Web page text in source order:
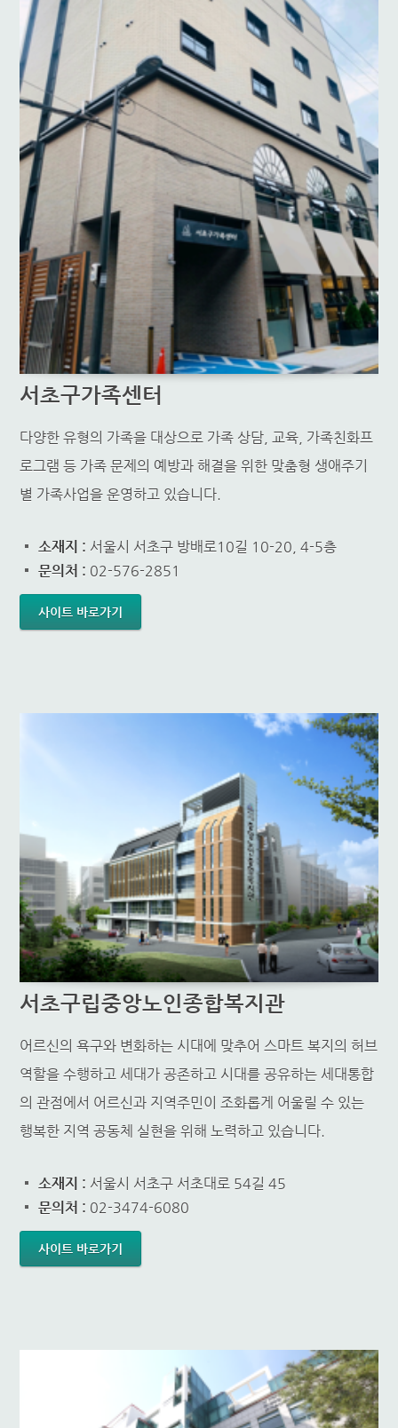
서초구가족센터
다양한 유형의 가족을 대상으로 가족 상담, 교육, 가족친화프
로그램 등 가족 문제의 예방과 해결을 위한 맞춤형 생애주기
별 가족사업을 운영하고 있습니다.
소재지 : 서울시 서초구 방배로10길 10-20, 4-5층
문의처 : 02-576-2851
사이트 바로가기
서초구립중앙노인종합복지관
어르신의 욕구와 변화하는 시대에 맞추어 스마트 복지의 허브
역할을 수행하고 세대가 공존하고 시대를 공유하는 세대통합
의 관점에서 어르신과 지역주민이 조화롭게 어울릴 수 있는
행복한 지역 공동체 실현을 위해 노력하고 있습니다.
소재지 : 서울시 서초구 서초대로 54길 45
문의처 : 02-3474-6080
사이트 바로가기